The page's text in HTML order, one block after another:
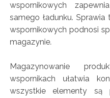
wspornikowych
samego ładunku.
wspornikowych podnosi
magazynie.
Magazynowanie
wspornikach ułatwia
wszystkie elementy są